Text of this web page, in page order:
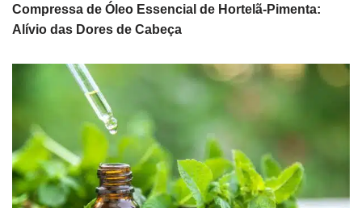
Compressa de Óleo Essencial de Hortelã-Pimenta:
Alívio das Dores de Cabeça